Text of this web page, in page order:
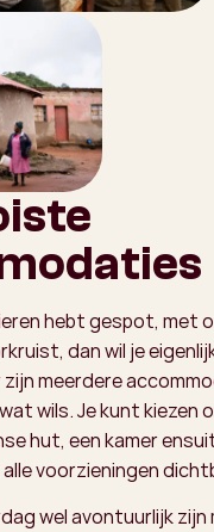
hebt gespot, met
dan wil je
zijn meerdere
wils. Je kunt kiezen
hut, een kamer
voorzieningen
wel avontuurlijk zijn